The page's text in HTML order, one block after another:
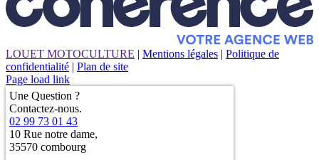
LOUET MOTOCULTURE | Mentions légales | Politique de
confidentialité | Plan de site
Page load link
Une Question ?
Contactez-nous.
02 99 73 01 43
10 Rue notre dame,
35570 combourg